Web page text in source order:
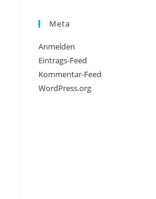
Meta
Anmelden
Eintrags-Feed
Kommentar-Feed
WordPress.org